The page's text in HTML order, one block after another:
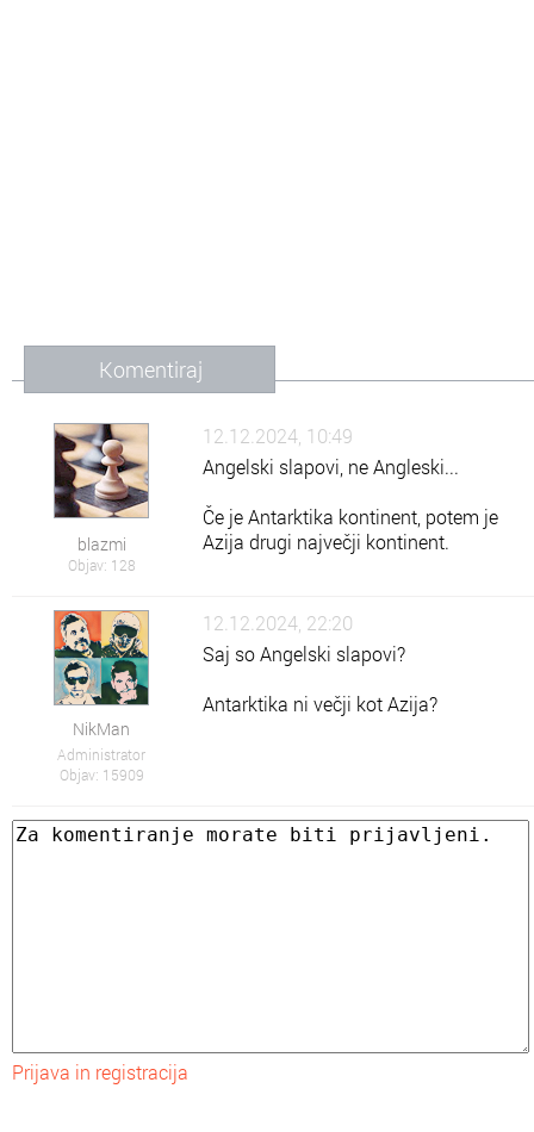
Komentiraj
blazmi
Objav: 128
12.12.2024, 10:49
Angelski slapovi, ne Angleski...
Če je Antarktika kontinent, potem je
Azija drugi največji kontinent.
NikMan
Administrator
Objav: 15909
12.12.2024, 22:20
Saj so Angelski slapovi?
Antarktika ni večji kot Azija?
Prijava in registracija